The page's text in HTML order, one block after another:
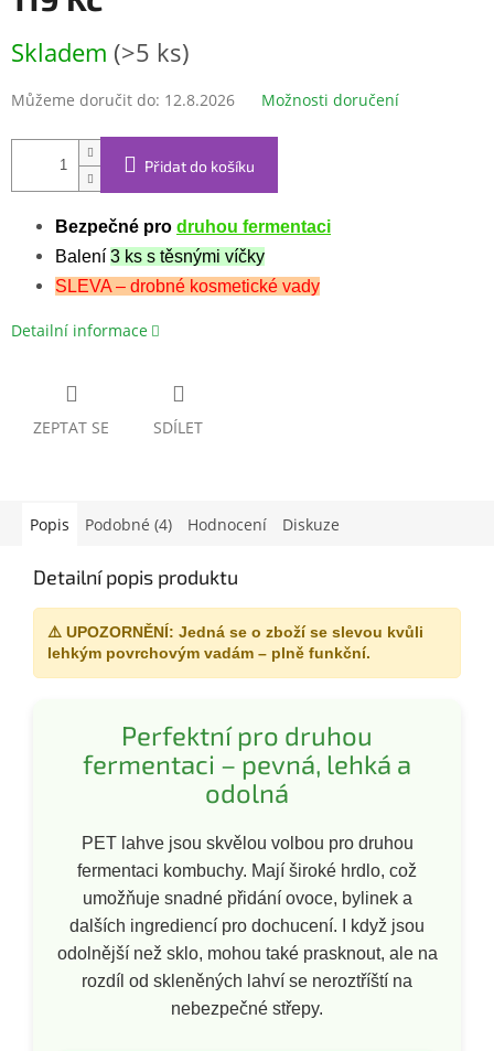
cena:
Skladem (>5 ks)
Můžeme doručit do: 12.8.2026 Možnosti doručení
Přidat do košíku
Bezpečné pro druhou fermentaci
Balení 3 ks s těsnými víčky
SLEVA – drobné kosmetické vady
Detailní informace
ZEPTAT SE SDÍLET
Popis Podobné (4) Hodnocení Diskuze
Detailní popis produktu
⚠️ UPOZORNĚNÍ: Jedná se o zboží se slevou kvůli
lehkým povrchovým vadám – plně funkční.
Perfektní pro druhou
fermentaci – pevná, lehká a
odolná
PET lahve jsou skvělou volbou pro druhou
fermentaci kombuchy. Mají široké hrdlo, což
umožňuje snadné přidání ovoce, bylinek a
dalších ingrediencí pro dochucení. I když jsou
odolnější než sklo, mohou také prasknout, ale na
rozdíl od skleněných lahví se neroztříští na
nebezpečné střepy.